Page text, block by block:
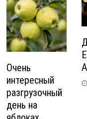
Очень
интересный
разгрузочный
день на